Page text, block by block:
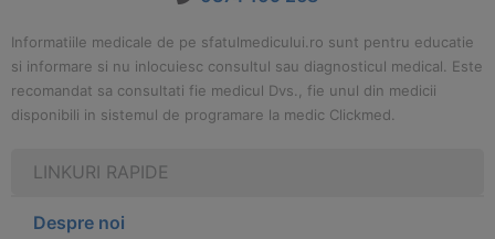
Informatiile medicale de pe sfatulmedicului.ro sunt pentru educatie
si informare si nu inlocuiesc consultul sau diagnosticul medical. Este
recomandat sa consultati fie medicul Dvs., fie unul din medicii
disponibili in sistemul de programare la medic Clickmed.
LINKURI RAPIDE
Despre noi